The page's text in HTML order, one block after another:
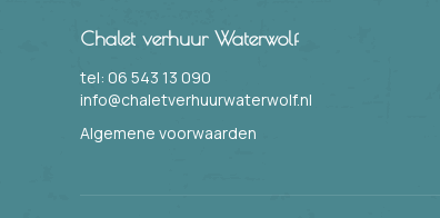
Chalet verhuur Waterwolf
tel: 06 543 13 090
info@chaletverhuurwaterwolf.nl
Algemene voorwaarden